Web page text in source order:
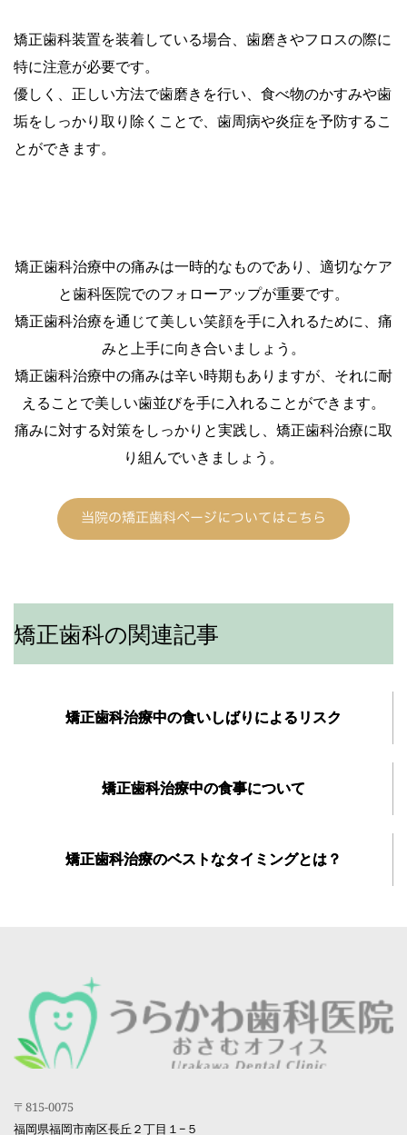
矯正歯科装置を装着している場合、歯磨きやフロスの際に
特に注意が必要です。
優しく、正しい方法で歯磨きを行い、食べ物のかすみや歯
垢をしっかり取り除くことで、歯周病や炎症を予防するこ
とができます。
矯正歯科治療中の痛みは一時的なものであり、適切なケア
と歯科医院でのフォローアップが重要です。
矯正歯科治療を通じて美しい笑顔を手に入れるために、痛
みと上手に向き合いましょう。
矯正歯科治療中の痛みは辛い時期もありますが、それに耐
えることで美しい歯並びを手に入れることができます。
痛みに対する対策をしっかりと実践し、矯正歯科治療に取
り組んでいきましょう。
当院の矯正歯科ページについてはこちら
矯正歯科の関連記事
矯正歯科治療中の食いしばりによるリスク
矯正歯科治療中の食事について
矯正歯科治療のベストなタイミングとは？
〒815-0075
福岡県福岡市南区長丘２丁目１−５